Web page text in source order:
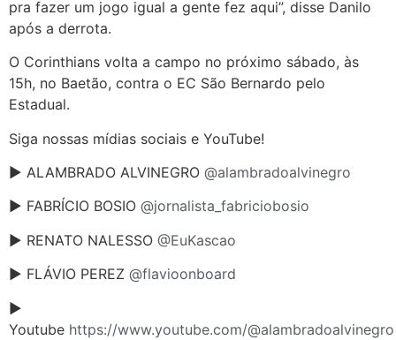
pra fazer um jogo igual a gente fez aqui”, disse Danilo
após a derrota.
O Corinthians volta a campo no próximo sábado, às
15h, no Baetão, contra o EC São Bernardo pelo
Estadual.
Siga nossas mídias sociais e YouTube!
► ALAMBRADO ALVINEGRO @alambradoalvinegro
► FABRÍCIO BOSIO @jornalista_fabriciobosio
► RENATO NALESSO @EuKascao
► FLÁVIO PEREZ @flavioonboard
►
Youtube https://www.youtube.com/@alambradoalvinegro